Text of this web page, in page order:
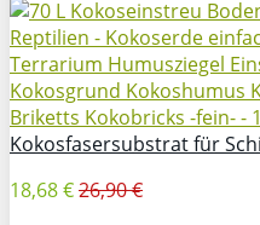
Kokosfasersubstrat für
18,68 €26,90 €